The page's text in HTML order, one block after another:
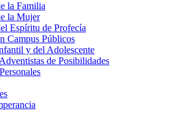
la Familia
la Mujer
Espíritu de Profecía
Campus Públicos
y del Adolescente
de Posibilidades